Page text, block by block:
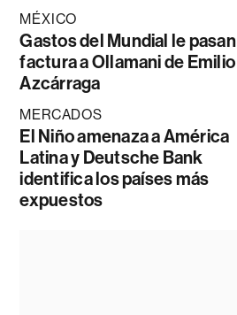
MÉXICO
Gastos del Mundial le pasan
factura a Ollamani de Emilio
Azcárraga
MERCADOS
El Niño amenaza a América
Latina y Deutsche Bank
identifica los países más
expuestos